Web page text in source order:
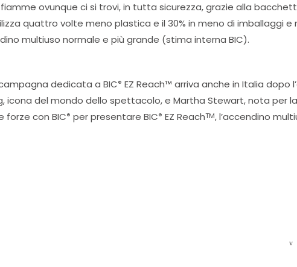
ovunque ci si trovi, in tutta sicurezza, grazie alla
quattro volte meno plastica e il 30% in meno di imballaggi e
multiuso normale e più grande (stima interna BIC).
dedicata a BIC® EZ Reach™ arriva anche in Italia dopo
icona del mondo dello spettacolo, e Martha Stewart, nota per
forze con BIC® per presentare BIC® EZ ReachTM, l’accendino